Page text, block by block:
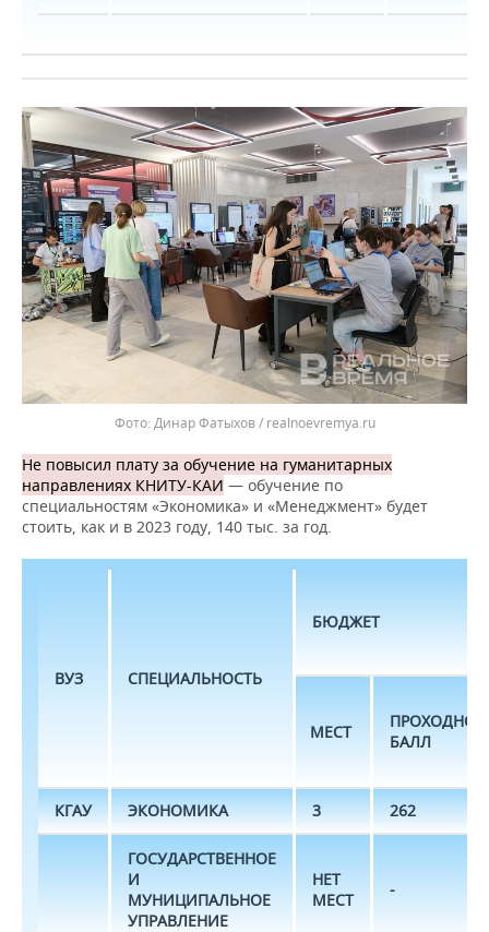
Динар Фатыхов / realnoevremya.ru
Не повысил плату за обучение на гуманитарных
направлениях КНИТУ-КАИ — обучение по
специальностям «Экономика» и «Менеджмент» будет
стоить, как и в 2023 году, 140 тыс. за год.
ВУЗ СПЕЦИАЛЬНОСТЬ
БЮДЖЕТ
МЕСТ
ПРОХОДНОЙ
БАЛЛ
КГАУ ЭКОНОМИКА 3 262
ГОСУДАРСТВЕННОЕ
И
МУНИЦИПАЛЬНОЕ
УПРАВЛЕНИЕ
НЕТ
МЕСТ
-